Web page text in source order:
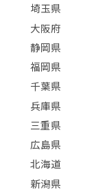
埼玉県
大阪府
静岡県
福岡県
千葉県
兵庫県
三重県
広島県
北海道
新潟県